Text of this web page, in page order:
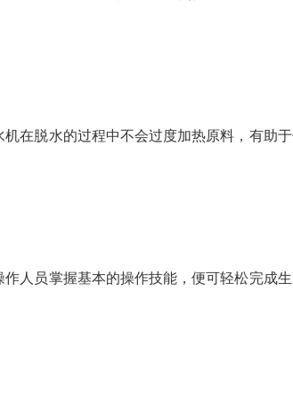
在脱水的过程中不会过度加热原料，有助
人员掌握基本的操作技能，便可轻松完成